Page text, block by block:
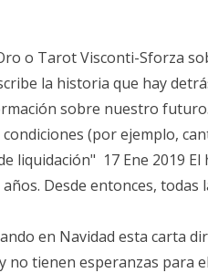
o Tarot Visconti-Sforza
la historia que hay
sobre nuestro
(por ejemplo,
liquidación" 17 Ene 2019
Desde entonces,
en Navidad esta carta
no tienen esperanzas para